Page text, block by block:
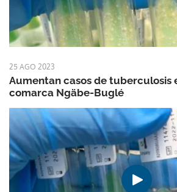
25 AGO 2023
Aumentan casos de tuberculosis
comarca Ngäbe-Buglé